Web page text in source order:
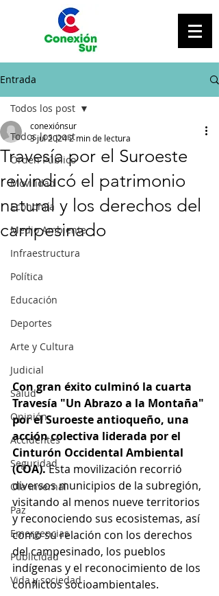
Entrada
Todos los post
Orden Público
Movilidad
Economía
Medio Ambiente
Infraestructura
Política
Educación
Deportes
Arte y Cultura
Judicial
Salud
Opinión
Accidentes
Seguridad
Ola Invernal
Paz
Emergencias
Publicidad
Vida y sociedad
Todos los post
Travesía por el Suroeste
reivindicó el patrimonio
natural y los derechos del
campesinado
conexiónsur
3 jul 20242 min de lectura
Con gran éxito culminó la cuarta
Travesía "Un Abrazo a la Montaña"
por el Suroeste antioqueño, una
acción colectiva liderada por el
Cinturón Occidental Ambiental
(COA). Esta movilización recorrió
diversos municipios de la subregión,
visitando al menos nueve territorios
y reconociendo sus ecosistemas, así
como su relación con los derechos
del campesinado, los pueblos
indígenas y el reconocimiento de los
conflictos socioambientales.